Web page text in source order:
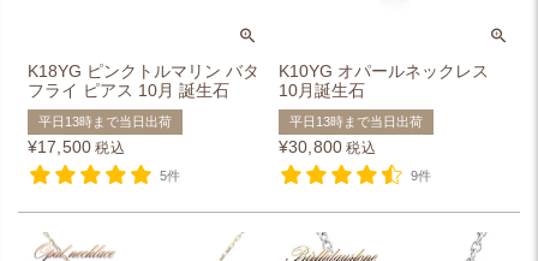
K18YG ピンクトルマリン バタ
フライ ピアス 10月 誕生石
平日13時まで当日出荷
¥17,500 税込
5件
K10YG オパールネックレス
10月誕生石
平日13時まで当日出荷
¥30,800 税込
9件